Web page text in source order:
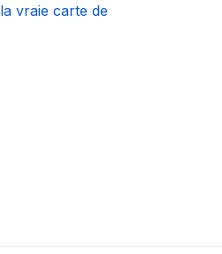
la vraie carte de